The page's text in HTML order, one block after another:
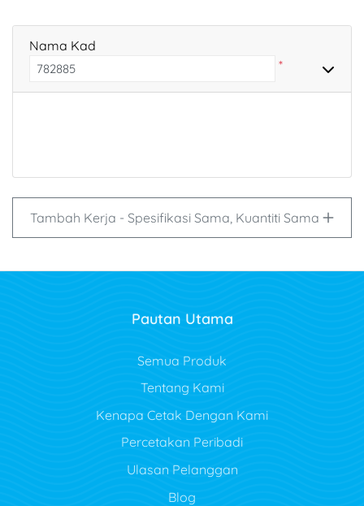
Nama Kad
*
Tambah Kerja - Spesifikasi Sama, Kuantiti Sama
Pautan Utama
Semua Produk
Tentang Kami
Kenapa Cetak Dengan Kami
Percetakan Peribadi
Ulasan Pelanggan
Blog